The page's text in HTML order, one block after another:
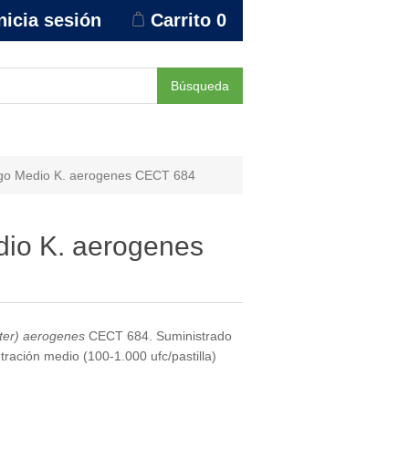
sesión Carrito 0
Búsqueda
Medio K. aerogenes CECT 684
K. aerogenes
aerogenes CECT 684. Suministrado
medio (100-1.000 ufc/pastilla)